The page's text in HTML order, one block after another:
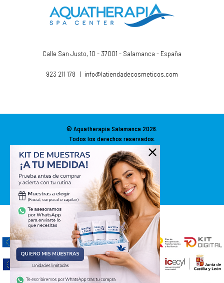
Calle San Justo, 10 - 37001 - Salamanca - España
923 211 178 | info@latiendadecosmeticos.com
© Aquatherapia Salamanca2026.
Todos los derechos reservados.
Diseño Web SGM
ACCESIBILIDAD